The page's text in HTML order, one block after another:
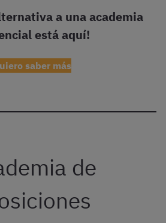
a una academia
está aquí!
saber más
de